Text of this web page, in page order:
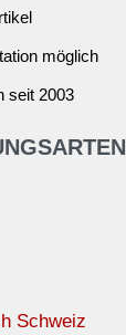
möglich
seit 2003
Schweiz